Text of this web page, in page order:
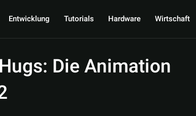
Entwicklung Tutorials Hardware Wirtschaft
Die Animation